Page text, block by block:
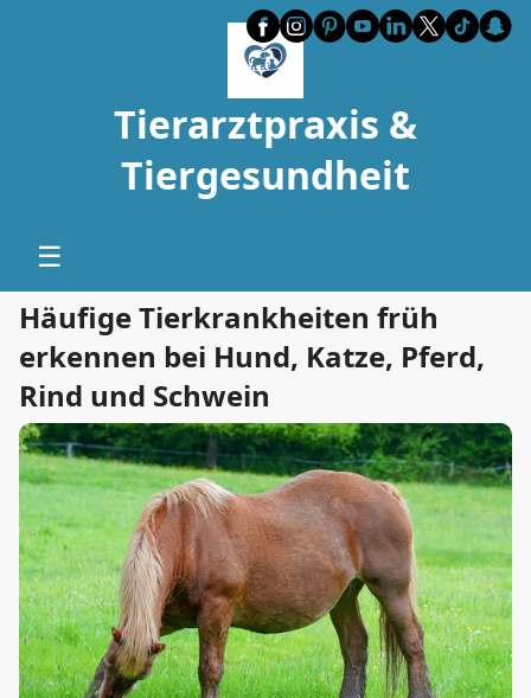
Tierarztpraxis &
Tiergesundheit
☰
Häufige Tierkrankheiten früh
erkennen bei Hund, Katze, Pferd,
Rind und Schwein